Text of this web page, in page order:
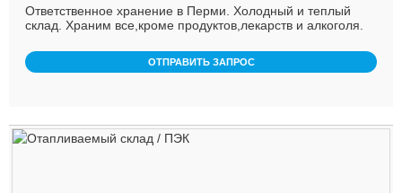
Ответственное хранение в Перми. Холодный и теплый
склад. Храним все,кроме продуктов,лекарств и алкоголя.
ОТПРАВИТЬ ЗАПРОС